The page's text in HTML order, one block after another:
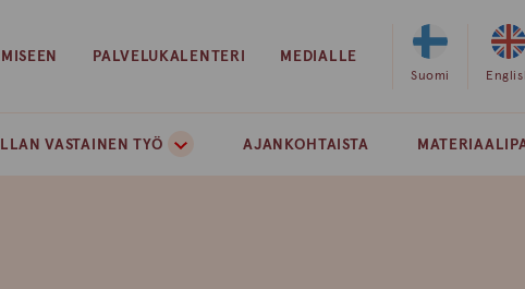
PALVELUKALENTERI MEDIALLE
Valitse
Suomi
VASTAINEN TYÖ AJANKOHTAISTA